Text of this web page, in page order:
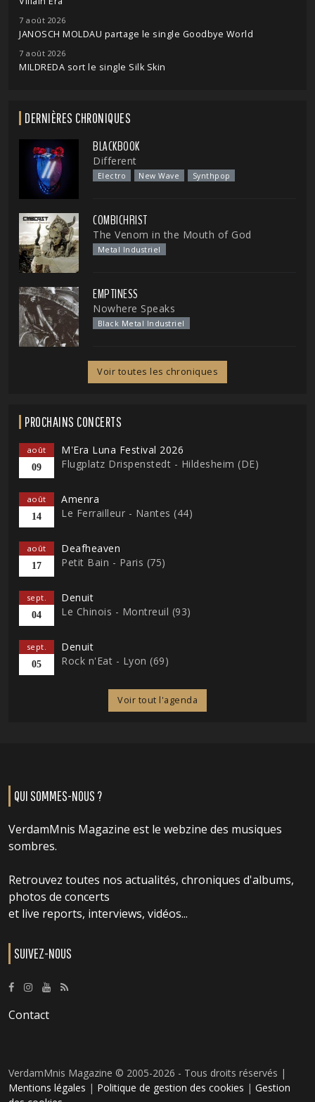
7 août 2026
JANOSCH MOLDAU partage le single Goodbye World
7 août 2026
MILDREDA sort le single Silk Skin
DERNIÈRES CHRONIQUES
BLACKBOOK
Different
Electro New Wave Synthpop
COMBICHRIST
The Venom in the Mouth of God
Metal Industriel
EMPTINESS
Nowhere Speaks
Black Metal Industriel
Voir toutes les chroniques
PROCHAINS CONCERTS
août
09
M'Era Luna Festival 2026
Flugplatz Drispenstedt - Hildesheim (DE)
août
14
Amenra
Le Ferrailleur - Nantes (44)
août
17
Deafheaven
Petit Bain - Paris (75)
sept.
04
Denuit
Le Chinois - Montreuil (93)
sept.
05
Denuit
Rock n'Eat - Lyon (69)
Voir tout l'agenda
QUI SOMMES-NOUS ?
VerdamMnis Magazine est le webzine des musiques
sombres.
Retrouvez toutes nos actualités, chroniques d'albums,
photos de concerts
et live reports, interviews, vidéos...
SUIVEZ-NOUS
Contact
VerdamMnis Magazine © 2005-2026 - Tous droits réservés |
Mentions légales | Politique de gestion des cookies | Gestion